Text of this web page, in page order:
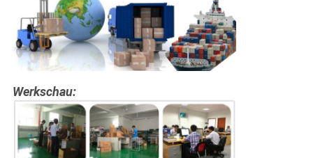
Werkschau: